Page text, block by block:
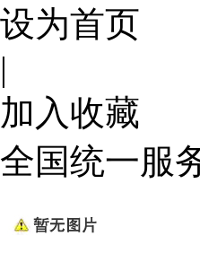
设为首页
|
加入收藏
全国统一服